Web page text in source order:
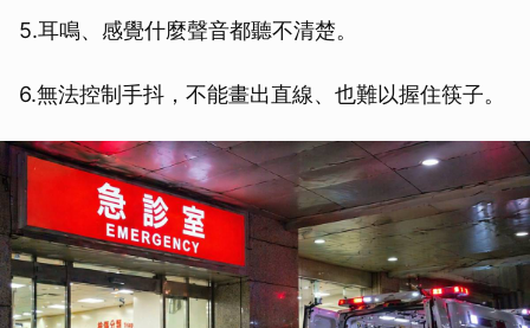
5.耳鳴、感覺什麼聲音都聽不清楚。
6.無法控制手抖，不能畫出直線、也難以握住筷子。